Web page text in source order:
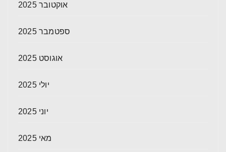
אוקטובר 2025
ספטמבר 2025
אוגוסט 2025
יולי 2025
יוני 2025
מאי 2025